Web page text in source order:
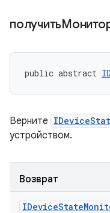
public abstract
Верните
устройством.
Возврат
IDeviceState